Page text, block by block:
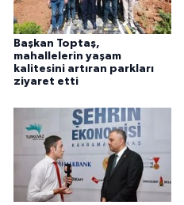
Başkan Toptaş,
mahallelerin yaşam
kalitesini artıran parkları
ziyaret etti